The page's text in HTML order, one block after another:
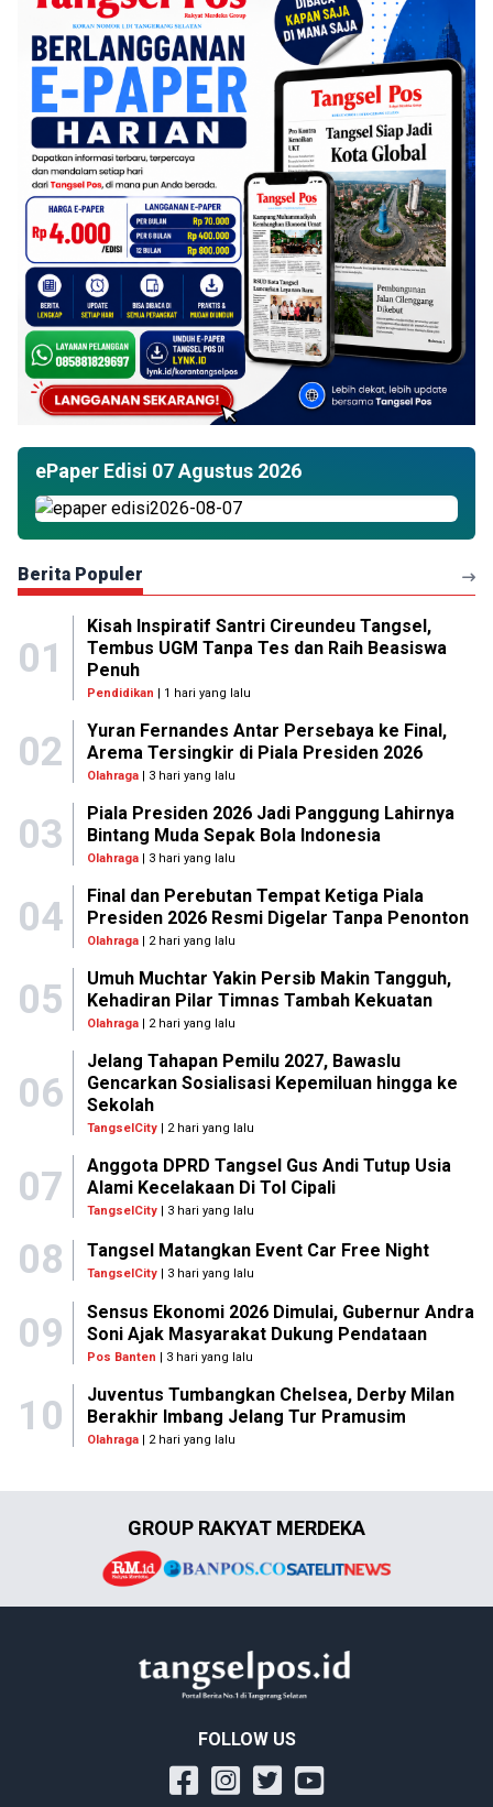
ePaper Edisi 07 Agustus 2026
Berita Populer
01
Kisah Inspiratif Santri Cireundeu Tangsel,
Tembus UGM Tanpa Tes dan Raih Beasiswa
Penuh
Pendidikan | 1 hari yang lalu
02
Yuran Fernandes Antar Persebaya ke Final,
Arema Tersingkir di Piala Presiden 2026
Olahraga| 3 hari yang lalu
03
Piala Presiden 2026 Jadi Panggung Lahirnya
Bintang Muda Sepak Bola Indonesia
Olahraga| 3 hari yang lalu
04
Final dan Perebutan Tempat Ketiga Piala
Presiden 2026 Resmi Digelar Tanpa Penonton
Olahraga| 2 hari yang lalu
05
Umuh Muchtar Yakin Persib Makin Tangguh,
Kehadiran Pilar Timnas Tambah Kekuatan
Olahraga| 2 hari yang lalu
06
Jelang Tahapan Pemilu 2027, Bawaslu
Gencarkan Sosialisasi Kepemiluan hingga ke
Sekolah
TangselCity| 2 hari yang lalu
07
Anggota DPRD Tangsel Gus Andi Tutup Usia
Alami Kecelakaan Di Tol Cipali
TangselCity| 3 hari yang lalu
08 Tangsel Matangkan Event Car Free Night
TangselCity | 3 hari yang lalu
09
Sensus Ekonomi 2026 Dimulai, Gubernur Andra
Soni Ajak Masyarakat Dukung Pendataan
Pos Banten | 3 hari yang lalu
10
Juventus Tumbangkan Chelsea, Derby Milan
Berakhir Imbang Jelang Tur Pramusim
Olahraga| 2 hari yang lalu
GROUP RAKYAT MERDEKA
FOLLOW US